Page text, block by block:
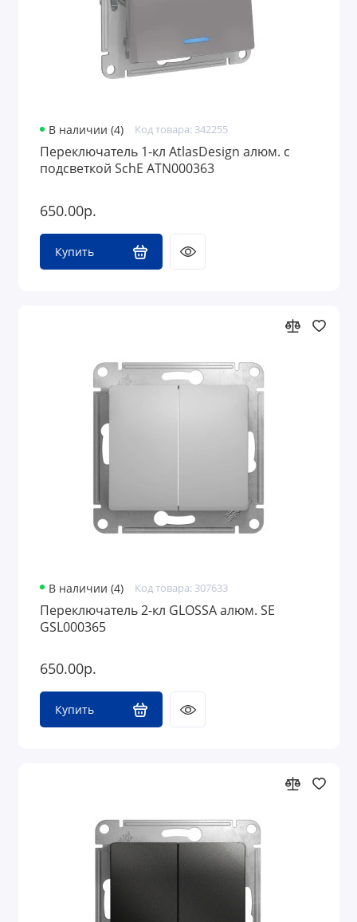
В наличии (4) Код товара: 342255
Переключатель 1-кл AtlasDesign алюм. с
подсветкой SchE ATN000363
650.00р.
Купить
В наличии (4) Код товара: 307633
Переключатель 2-кл GLOSSA алюм. SE
GSL000365
650.00р.
Купить